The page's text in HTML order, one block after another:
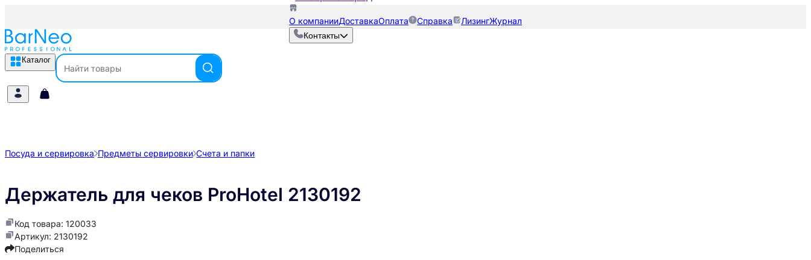
О компанииДоставкаОплата Справка ЛизингЖурнал
Контакты
Каталог
Посуда и сервировка Предметы сервировки Счета и папки
Держатель для чеков ProHotel 2130192
Код товара: 120033
Артикул: 2130192
Поделиться